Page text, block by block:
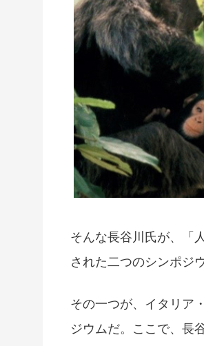
そんな長谷川氏が、「
された二つのシンポジ
その一つが、イタリア
ジウムだ。ここで、長